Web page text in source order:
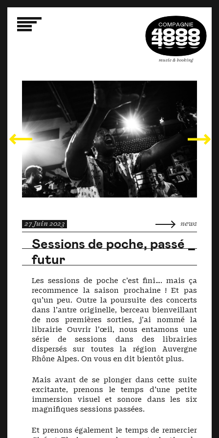
27 Juin 2023 news
Sessions de poche, passé _
futur
Les sessions de poche c’est fini…. mais ça
recommence la saison prochaine ! Et pas
qu’un peu. Outre la poursuite des concerts
dans l’antre originelle, berceau bienveillant
de nos premières sorties, j’ai nommé la
librairie Ouvrir l’œil, nous entamons une
série de sessions dans des librairies
dispersés sur toutes la région Auvergne
Rhône Alpes. On vous en dit bientôt plus.
Mais avant de se plonger dans cette suite
excitante, prenons le temps d’une petite
immersion visuel et sonore dans les six
magnifiques sessions passées.
Et prenons également le temps de remercier